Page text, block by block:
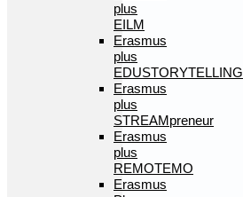
plus
EILM
Erasmus
plus
EDUSTORYTELLING
Erasmus
plus
STREAMpreneur
Erasmus
plus
REMOTEMO
Erasmus